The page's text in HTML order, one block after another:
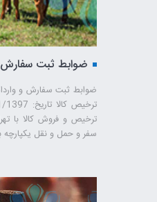
ضوابط ثبت سفارش و
ترخیص و فروش کالا با
سفر و حمل ‌و نقل یکپارچه